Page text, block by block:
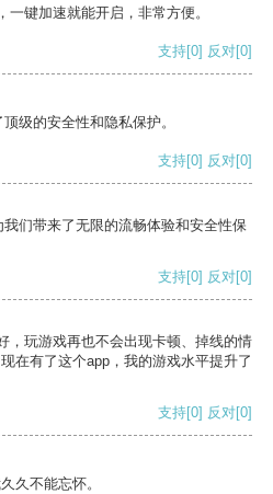
键加速就能开启，非常方便。
支持[0] 反对[0]
级的安全性和隐私保护。
支持[0] 反对[0]
们带来了无限的流畅体验和安全性保
支持[0] 反对[0]
，玩游戏再也不会出现卡顿、掉线的情
在有了这个app，我的游戏水平提升了
支持[0] 反对[0]
久不能忘怀。